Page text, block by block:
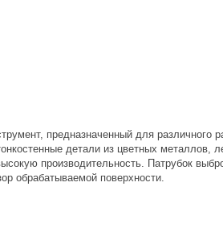
предназначенный для различного
детали из цветных металлов,
производительность. Патрубок
обрабатываемой поверхности.